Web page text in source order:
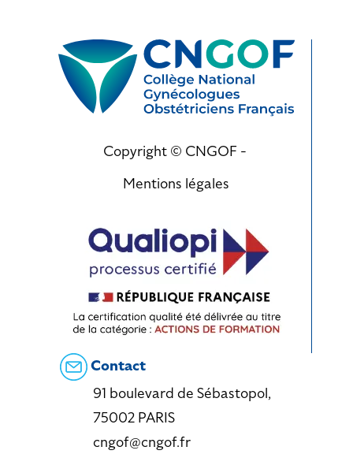
Copyright © CNGOF -
Mentions légales
Contact
91 boulevard de Sébastopol,
75002 PARIS
cngof@cngof.fr